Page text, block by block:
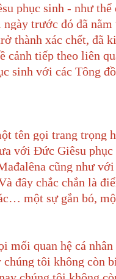
phục sinh - như thể
trước đó đã nằm
thành xác chết, đã
cảnh tiếp theo liên
sinh với các Tông
tên gọi trang trọng
với Đức Giêsu phục
cũng như với
đây chắc chắn là
một sự gắn bó,
mối quan hệ cá nhân
tôi không còn